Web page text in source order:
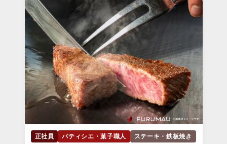
正社員 パティシエ・菓子職人 ステーキ・鉄板焼き